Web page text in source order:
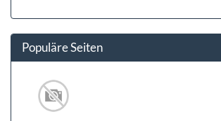
Populäre Seiten